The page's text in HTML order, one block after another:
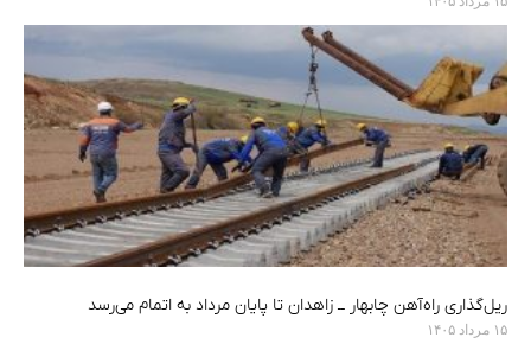
ریل‌گذاری راه‌آهن چابهار ــ زاهدان تا پایان مرداد به اتمام می‌رسد
۱۵ مرداد ۱۴۰۵